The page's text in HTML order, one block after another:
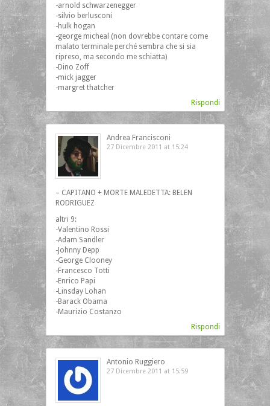
-arnold schwarzenegger
-silvio berlusconi
-hulk hogan
-george micheal (non dovrebbe contare come
malato terminale perché sembra che si sia
ripreso, ma secondo me schiatta)
-Dino Zoff
-mick jagger
-margret thatcher
Rispondi
Andrea Francisconi
27 Dicembre 2011 at 15:24
– CAPITANO + MORTE MALEDETTA: BELEN
RODRIGUEZ
altri 9:
-Valentino Rossi
-Adam Sandler
-Johnny Depp
-George Clooney
-Francesco Totti
-Enrico Papi
-Linsday Lohan
-Barack Obama
-Maurizio Costanzo
Rispondi
Antonio Ruggiero
27 Dicembre 2011 at 15:59